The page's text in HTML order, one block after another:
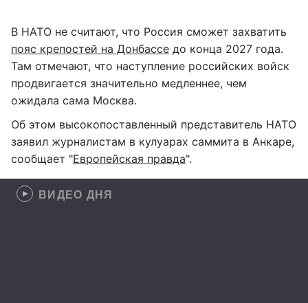
В НАТО не считают, что Россия сможет захватить
пояс крепостей на Донбассе до конца 2027 года.
Там отмечают, что наступление российских войск
продвигается значительно медленнее, чем
ожидала сама Москва.
Об этом высокопоставленный представитель НАТО
заявил журналистам в кулуарах саммита в Анкаре,
сообщает "Европейская правда".
ВИДЕО ДНЯ